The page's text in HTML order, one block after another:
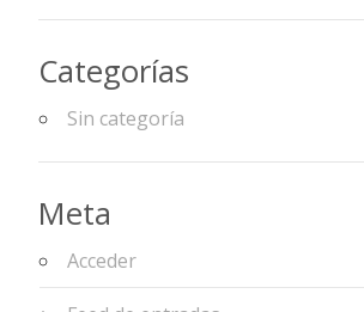
Categorías
Sin categoría
Meta
Acceder